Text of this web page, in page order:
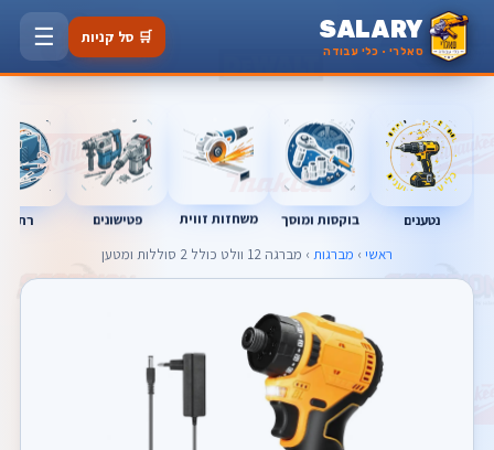
SALARY
סאלרי · כלי עבודה
🛒 סל קניות ☰
נטענים בוקסות ומוסך משחזות זווית פטישונים
ראשי › מברגות › מברגה 12 וולט כולל 2 סוללות ומטען